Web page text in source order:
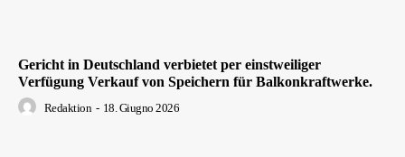
Gericht in Deutschland verbietet per einstweiliger
Verfügung Verkauf von Speichern für Balkonkraftwerke.
Redaktion - 18. Giugno 2026